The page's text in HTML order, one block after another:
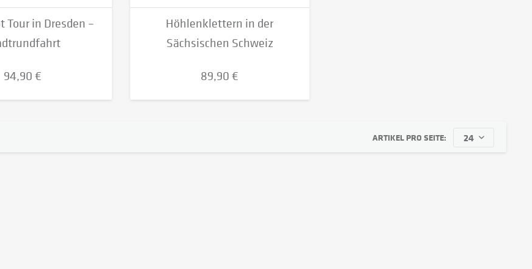
Tour in Dresden –
94,90 €
Höhlenklettern in der
Sächsischen Schweiz
89,90 €
ARTIKEL PRO SEITE: